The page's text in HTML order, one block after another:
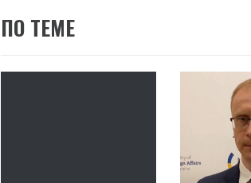
ПО ТЕМЕ